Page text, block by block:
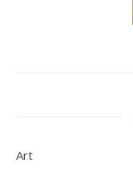
Art